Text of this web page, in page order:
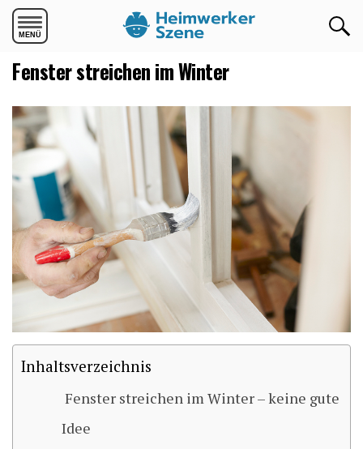
Fenster streichen im Winter
Inhaltsverzeichnis
Fenster streichen im Winter – keine gute
Idee
Die mobile Version verlassen